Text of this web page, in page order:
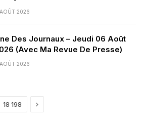
2026
Des Journaux – Jeudi 06 Août
(Avec Ma Revue De Presse)
2026
18 198 Next